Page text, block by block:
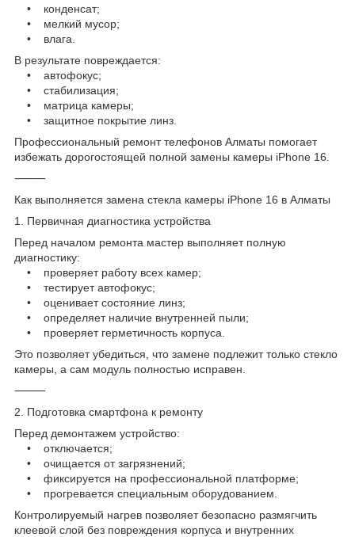
• конденсат;
• мелкий мусор;
• влага.
В результате повреждается:
• автофокус;
• стабилизация;
• матрица камеры;
• защитное покрытие линз.
Профессиональный ремонт телефонов Алматы помогает
избежать дорогостоящей полной замены камеры iPhone 16.
⸻
Как выполняется замена стекла камеры iPhone 16 в Алматы
1. Первичная диагностика устройства
Перед началом ремонта мастер выполняет полную
диагностику:
• проверяет работу всех камер;
• тестирует автофокус;
• оценивает состояние линз;
• определяет наличие внутренней пыли;
• проверяет герметичность корпуса.
Это позволяет убедиться, что замене подлежит только стекло
камеры, а сам модуль полностью исправен.
⸻
2. Подготовка смартфона к ремонту
Перед демонтажем устройство:
• отключается;
• очищается от загрязнений;
• фиксируется на профессиональной платформе;
• прогревается специальным оборудованием.
Контролируемый нагрев позволяет безопасно размягчить
клеевой слой без повреждения корпуса и внутренних